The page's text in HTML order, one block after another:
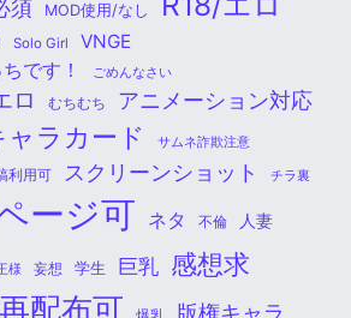
須 MOD使用/なし
Solo Girl VNGE
です！ ごめんなさい
ロ むちむち アニメーション対応
ャラカード サムネ詐欺注意
利用可 スクリーンショット チラ裏
ージ可 ネタ 不倫 人妻
様 妄想 学生 巨乳 感想求
配布可 版権キャラ